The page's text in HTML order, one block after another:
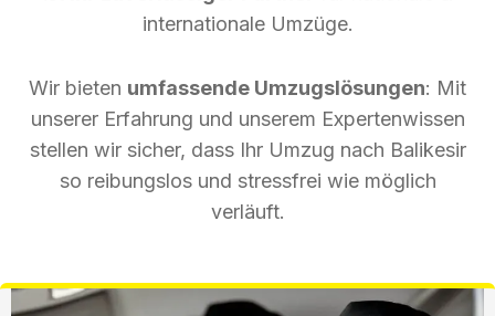
internationale Umzüge.
Wir bieten umfassende Umzugslösungen: Mit
unserer Erfahrung und unserem Expertenwissen
stellen wir sicher, dass Ihr Umzug nach Balikesir
so reibungslos und stressfrei wie möglich
verläuft.